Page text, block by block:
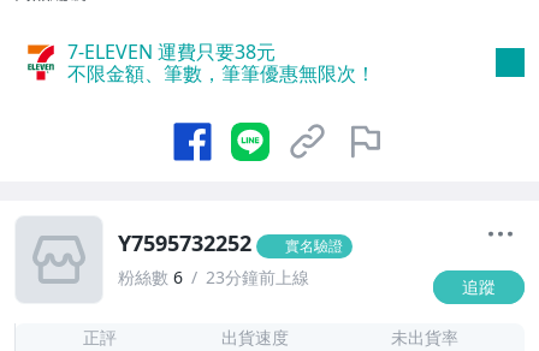
7-ELEVEN 運費只要38元
不限金額、筆數，筆筆優惠無限次！
Y7595732252 實名驗證
粉絲數 6 23分鐘前上線 追蹤
正評 出貨速度 未出貨率